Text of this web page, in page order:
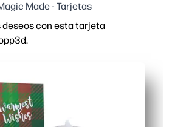
Made - Tarjetas
deseos con esta tarjeta
interactiva y los malvaviscos
proyectos de amabilidad en el
y, a continuación, queda firme